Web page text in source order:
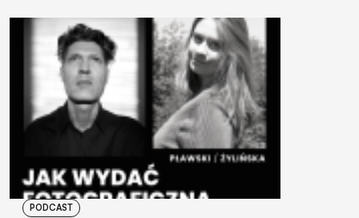
PODCAST